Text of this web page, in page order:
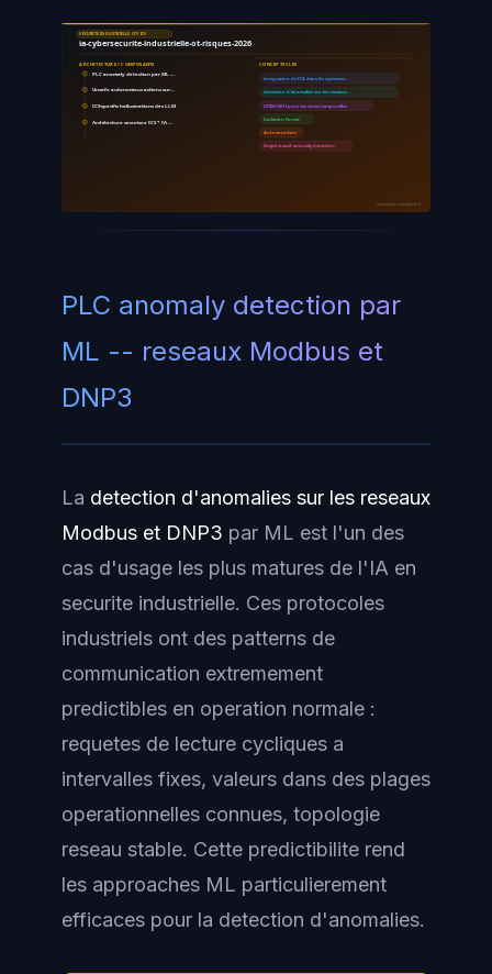
SÉCURITÉ INDUSTRIELLE OT/ICS
ia-cybersecurite-industrielle-ot-risques-2026
ARCHITECTURE / COMPOSANTS
PLC anomaly detection par ML …
Unsafe autonomous actions sur…
ICS-specific hallucinations des LLM
Architecture securisee ICS + IA …
CONCEPTS CLÉS
integration de l'IA dans les systemes…
detection d'anomalies sur les reseaux…
LSTM/GRU pour les series temporelles
Isolation Forest
Autoencoders
Graph-based anomaly detection
ayinedjimi-consultants.fr
PLC anomaly detection par
ML -- reseaux Modbus et
DNP3
La detection d'anomalies sur les reseaux
Modbus et DNP3 par ML est l'un des
cas d'usage les plus matures de l'IA en
securite industrielle. Ces protocoles
industriels ont des patterns de
communication extremement
predictibles en operation normale :
requetes de lecture cycliques a
intervalles fixes, valeurs dans des plages
operationnelles connues, topologie
reseau stable. Cette predictibilite rend
les approaches ML particulierement
efficaces pour la detection d'anomalies.